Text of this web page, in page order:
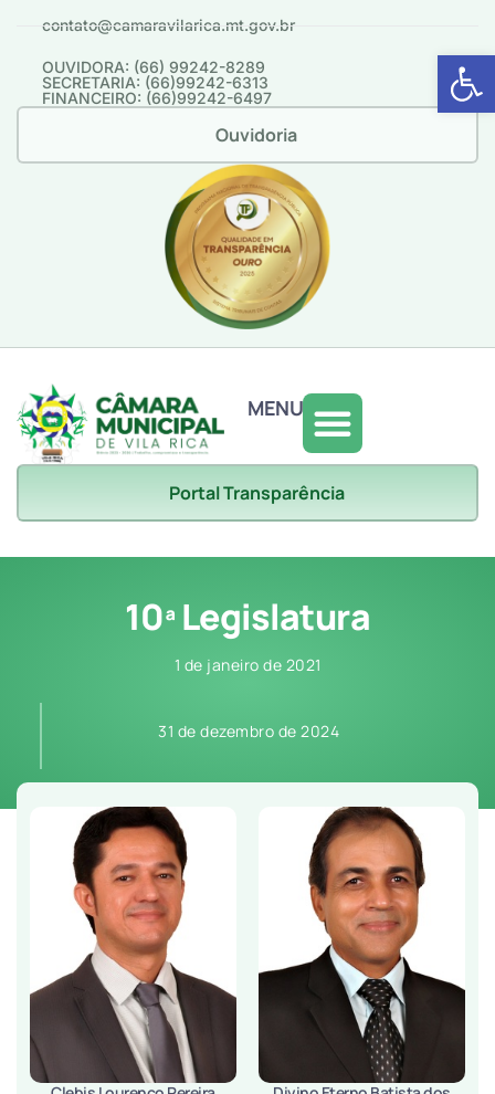
Abrir
contato@camaravilarica.mt.gov.br
OUVIDORA: (66) 99242-8289
SECRETARIA: (66)99242-6313
FINANCEIRO: (66)99242-6497
Ouvidoria
MENU
Portal Transparência
10ª Legislatura
1 de janeiro de 2021
31 de dezembro de 2024